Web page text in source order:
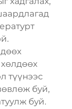
хөлдөөх
түүнээс
буй,
буй.